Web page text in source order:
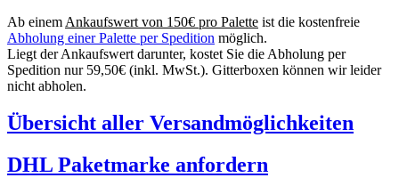
Ab einem Ankaufswert von 150€ pro Palette ist die kostenfreie
Abholung einer Palette per Spedition möglich.
Liegt der Ankaufswert darunter, kostet Sie die Abholung per
Spedition nur 59,50€ (inkl. MwSt.). Gitterboxen können wir leider
nicht abholen.
Übersicht aller Versandmöglichkeiten
DHL Paketmarke anfordern